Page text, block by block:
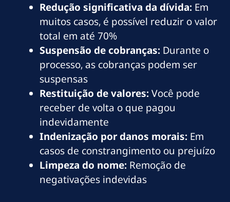
Redução significativa da dívida: Em
muitos casos, é possível reduzir o valor
total em até 70%
Suspensão de cobranças: Durante o
processo, as cobranças podem ser
suspensas
Restituição de valores:Você pode
receber de volta o que pagou
indevidamente
Indenização por danos morais: Em
casos de constrangimento ou prejuízo
Limpeza do nome: Remoção de
negativações indevidas